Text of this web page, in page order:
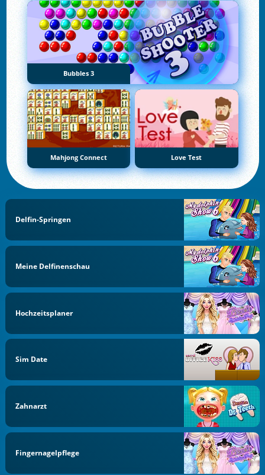
Bubbles 3
Mahjong Connect Love Test
Delfin-Springen
Meine Delfinenschau
Hochzeitsplaner
Sim Date
Zahnarzt
Fingernagelpflege